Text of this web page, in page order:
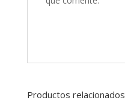
Productos relacionados